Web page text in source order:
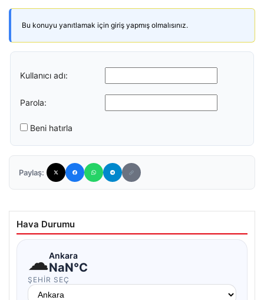
Bu konuyu yanıtlamak için giriş yapmış olmalısınız.
Kullanıcı adı:
Parola:
Beni hatırla
Paylaş:
Hava Durumu
☁Ankara
NaN°C
ŞEHIR SEÇ